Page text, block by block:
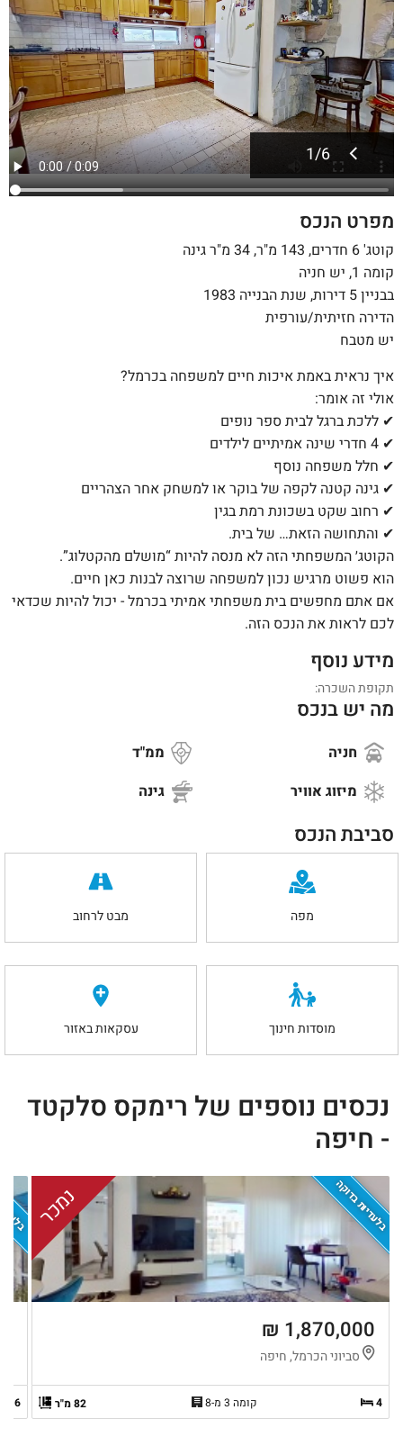
1/6
מפרט הנכס
קוטג' 6 חדרים, 143 מ"ר, 34 מ"ר גינה
קומה 1, יש חניה
בבניין 5 דירות, שנת הבנייה 1983
הדירה חזיתית/עורפית
יש מטבח
איך נראית באמת איכות חיים למשפחה בכרמל?
אולי זה אומר:
✔ ללכת ברגל לבית ספר נופים
✔ 4 חדרי שינה אמיתיים לילדים
✔ חלל משפחה נוסף
✔ גינה קטנה לקפה של בוקר או למשחק אחר הצהריים
✔ רחוב שקט בשכונת רמת בגין
✔ והתחושה הזאת… של בית.
הקוטג׳ המשפחתי הזה לא מנסה להיות “מושלם מהקטלוג”.
הוא פשוט מרגיש נכון למשפחה שרוצה לבנות כאן חיים.
אם אתם מחפשים בית משפחתי אמיתי בכרמל - יכול להיות שכדאי
לכם לראות את הנכס הזה.
מידע נוסף
תקופת השכרה:
מה יש בנכס
חניה
ממ"ד
מיזוג אוויר
גינה
סביבת הנכס
מפה מבט לרחוב
מוסדות חינוך עסקאות באזור
נכסים נוספים של רימקס סלקטד
- חיפה
בלעדיות בדוקה נמכר
1,870,000 ₪
סביוני הכרמל, חיפה
4 קומה 3 מ-8 82 מ"ר 6